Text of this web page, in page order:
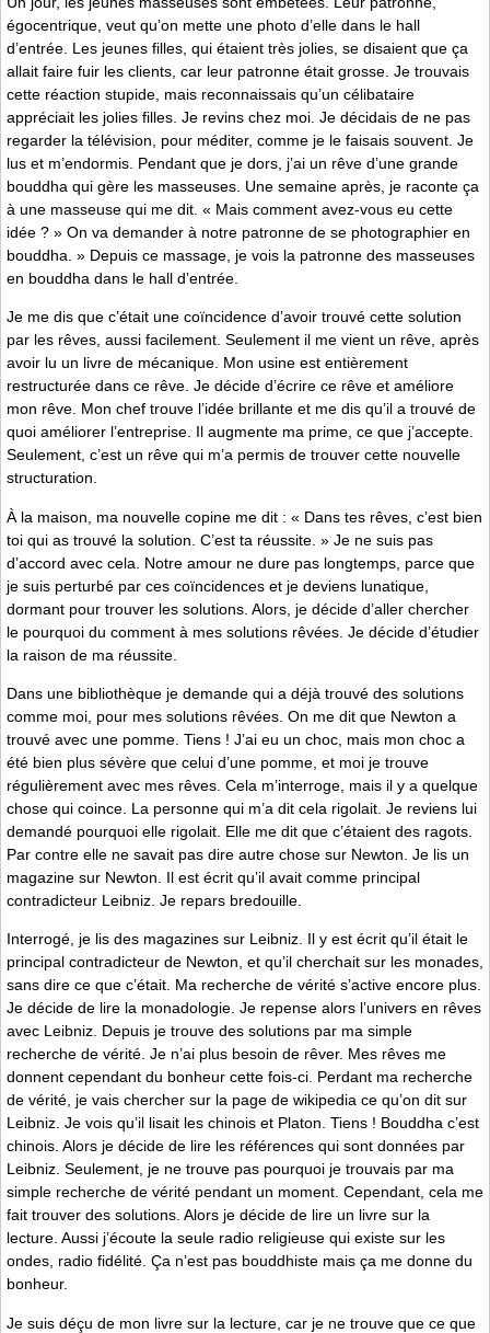
égocentrique, veut qu’on mette une photo d’elle dans le hall
d’entrée. Les jeunes filles, qui étaient très jolies, se disaient que ça
allait faire fuir les clients, car leur patronne était grosse. Je trouvais
cette réaction stupide, mais reconnaissais qu’un célibataire
appréciait les jolies filles. Je revins chez moi. Je décidais de ne pas
regarder la télévision, pour méditer, comme je le faisais souvent. Je
lus et m’endormis. Pendant que je dors, j’ai un rêve d’une grande
bouddha qui gère les masseuses. Une semaine après, je raconte ça
à une masseuse qui me dit. « Mais comment avez-vous eu cette
idée ? » On va demander à notre patronne de se photographier en
bouddha. » Depuis ce massage, je vois la patronne des masseuses
en bouddha dans le hall d’entrée.
Je me dis que c’était une coïncidence d’avoir trouvé cette solution
par les rêves, aussi facilement. Seulement il me vient un rêve, après
avoir lu un livre de mécanique. Mon usine est entièrement
restructurée dans ce rêve. Je décide d’écrire ce rêve et améliore
mon rêve. Mon chef trouve l’idée brillante et me dis qu’il a trouvé de
quoi améliorer l’entreprise. Il augmente ma prime, ce que j’accepte.
Seulement, c’est un rêve qui m’a permis de trouver cette nouvelle
structuration.
À la maison, ma nouvelle copine me dit : « Dans tes rêves, c’est bien
toi qui as trouvé la solution. C’est ta réussite. » Je ne suis pas
d’accord avec cela. Notre amour ne dure pas longtemps, parce que
je suis perturbé par ces coïncidences et je deviens lunatique,
dormant pour trouver les solutions. Alors, je décide d’aller chercher
le pourquoi du comment à mes solutions rêvées. Je décide d’étudier
la raison de ma réussite.
Dans une bibliothèque je demande qui a déjà trouvé des solutions
comme moi, pour mes solutions rêvées. On me dit que Newton a
trouvé avec une pomme. Tiens ! J’ai eu un choc, mais mon choc a
été bien plus sévère que celui d’une pomme, et moi je trouve
régulièrement avec mes rêves. Cela m’interroge, mais il y a quelque
chose qui coince. La personne qui m’a dit cela rigolait. Je reviens lui
demandé pourquoi elle rigolait. Elle me dit que c’étaient des ragots.
Par contre elle ne savait pas dire autre chose sur Newton. Je lis un
magazine sur Newton. Il est écrit qu’il avait comme principal
contradicteur Leibniz. Je repars bredouille.
Interrogé, je lis des magazines sur Leibniz. Il y est écrit qu’il était le
principal contradicteur de Newton, et qu’il cherchait sur les monades,
sans dire ce que c’était. Ma recherche de vérité s’active encore plus.
Je décide de lire la monadologie. Je repense alors l’univers en rêves
avec Leibniz. Depuis je trouve des solutions par ma simple
recherche de vérité. Je n’ai plus besoin de rêver. Mes rêves me
donnent cependant du bonheur cette fois-ci. Perdant ma recherche
de vérité, je vais chercher sur la page de wikipedia ce qu’on dit sur
Leibniz. Je vois qu’il lisait les chinois et Platon. Tiens ! Bouddha c’est
chinois. Alors je décide de lire les références qui sont données par
Leibniz. Seulement, je ne trouve pas pourquoi je trouvais par ma
simple recherche de vérité pendant un moment. Cependant, cela me
fait trouver des solutions. Alors je décide de lire un livre sur la
lecture. Aussi j’écoute la seule radio religieuse qui existe sur les
ondes, radio fidélité. Ça n’est pas bouddhiste mais ça me donne du
bonheur.
Je suis déçu de mon livre sur la lecture, car je ne trouve que ce que